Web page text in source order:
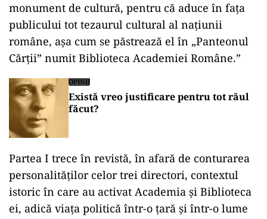
monument de cultură, pentru că aduce în faţa
publicului tot tezaurul cultural al naţiunii
române, aşa cum se păstrează el în „Panteonul
Cărţii” numit Biblioteca Academiei Române.”
OPINII
Există vreo justificare pentru tot răul
făcut?
Partea I trece în revistă, în afară de conturarea
personalităţilor celor trei directori, contextul
istoric în care au activat Academia şi Biblioteca
ei, adică viaţa politică într-o ţară şi într-o lume